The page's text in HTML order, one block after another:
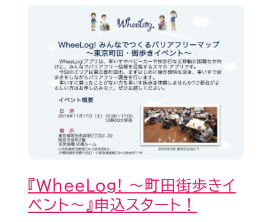
『WheeLog! 〜町田街歩きイ
ベント〜』申込スタート！
『WheeLog!
ン
ト〜』